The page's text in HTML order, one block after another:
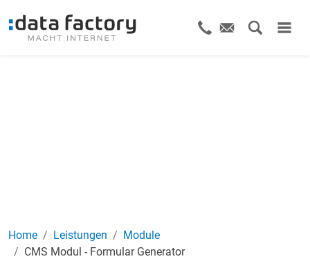
Home Leistungen
Module
CMS Modul - Formular Generator